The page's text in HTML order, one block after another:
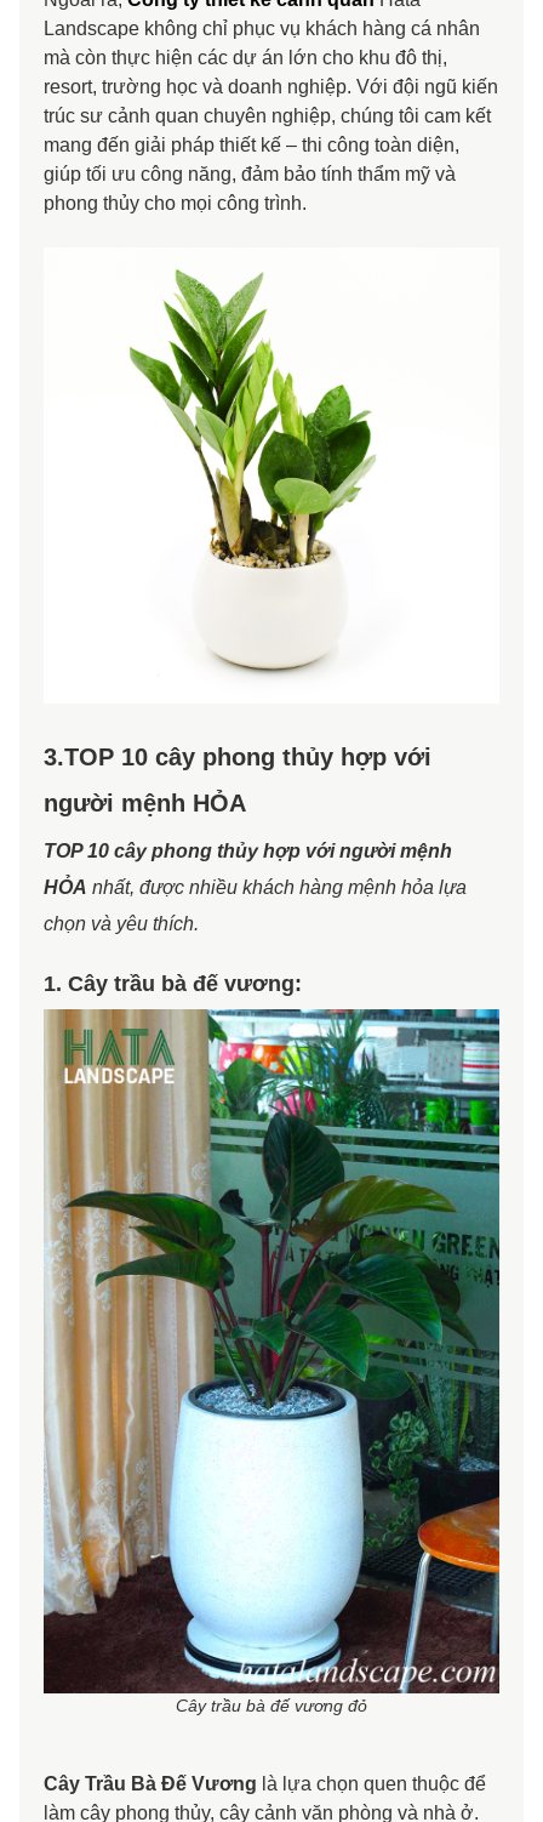
Landscape không chỉ phục vụ khách hàng cá nhân
mà còn thực hiện các dự án lớn cho khu đô thị,
resort, trường học và doanh nghiệp. Với đội ngũ kiến
trúc sư cảnh quan chuyên nghiệp, chúng tôi cam kết
mang đến giải pháp thiết kế – thi công toàn diện,
giúp tối ưu công năng, đảm bảo tính thẩm mỹ và
phong thủy cho mọi công trình.
3.TOP 10 cây phong thủy hợp với
người mệnh HỎA
TOP 10 cây phong thủy hợp với người mệnh
HỎA nhất, được nhiều khách hàng mệnh hỏa lựa
chọn và yêu thích.
1. Cây trầu bà đế vương:
Cây trầu bà đế vương đỏ
Cây Trầu Bà Đế Vương là lựa chọn quen thuộc để
làm cây phong thủy, cây cảnh văn phòng và nhà ở.